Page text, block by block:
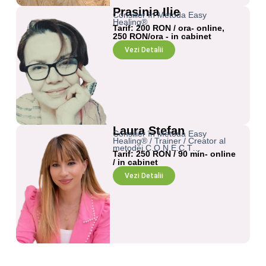
Prasinia Ilie
Consilier în Metoda Easy
Healing®
Tarif: 200 RON / ora- online,
250 RON/ora - in cabinet
Vezi Detalii
Laura Stefan
Consilier în Metoda Easy
Healing® / Trainer / Creator al
metodei C.O.N.E.C.T…
Tarif: 250 RON / 90 min- online
/ in cabinet
Vezi Detalii